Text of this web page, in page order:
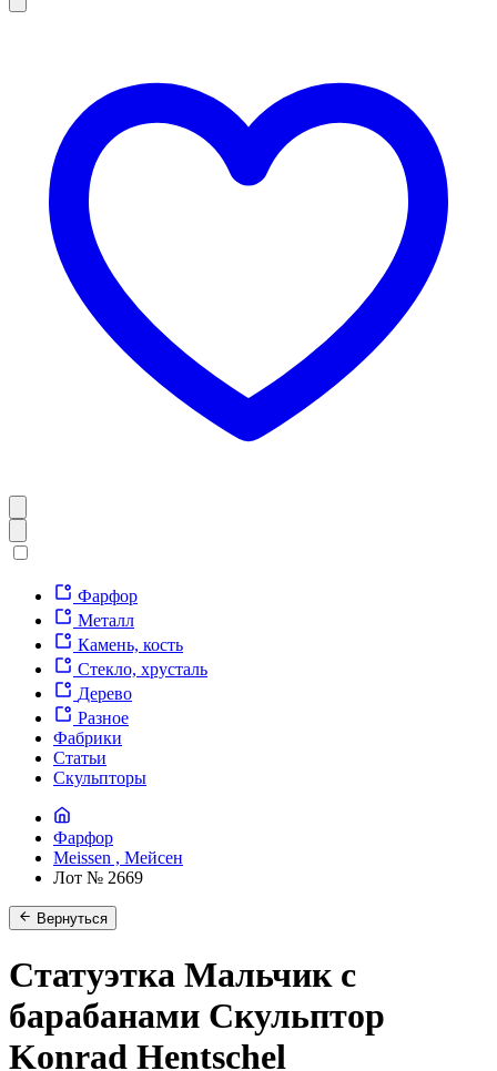
Фарфор
Металл
Камень, кость
Стекло, хрусталь
Дерево
Разное
Фабрики
Статьи
Скульпторы
Фарфор
Meissen , Мейсен
Лот № 2669
Вернуться
Статуэтка Мальчик с
барабанами Скульптор
Konrad Hentschel